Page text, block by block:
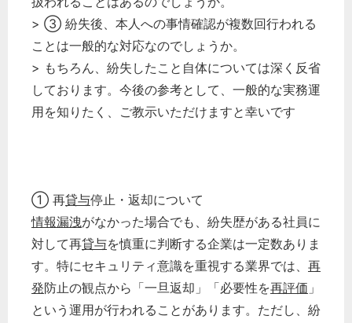
> ③ 紛失後、本人への事情確認が複数回行われる
ことは一般的な対応なのでしょうか。
> もちろん、紛失したこと自体については深く反省
しております。今後の参考として、一般的な実務運
用を知りたく、ご教示いただけますと幸いです
① 再貸与停止・返却について
情報漏洩がなかった場合でも、紛失歴がある社員に
対して再貸与を慎重に判断する企業は一定数ありま
す。特にセキュリティ意識を重視する業界では、 再
発防止の観点から「一旦返却」「必要性を再評価 」
という運用が行われることがあります。ただし、紛
総務の給湯室
秘書のノウハウ
次へ